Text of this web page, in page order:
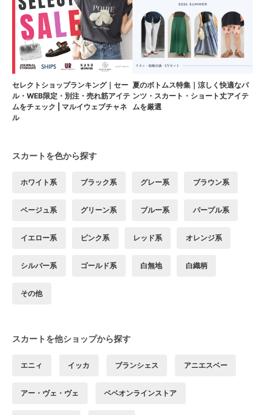
セレクトショップランキング｜セー
ル・WEB限定・別注・売れ筋アイテ
ムをチェック | マルイウェブチャネ
ル
夏のボトムス特集｜涼しく快適なパ
ンツ・スカート・ショート丈アイテ
ムを厳選
スカートを色から探す
ホワイト系 ブラック系 グレー系 ブラウン系
ベージュ系 グリーン系 ブルー系 パープル系
イエロー系 ピンク系 レッド系 オレンジ系
シルバー系 ゴールド系 白無地 白織柄
その他
スカートを他ショップから探す
エニィ イッカ ブランシェス アニエスベー
アー・ヴェ・ヴェ ベベオンラインストア